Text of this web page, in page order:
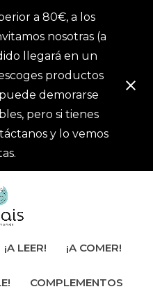
a 80€, a los
nosotras (a
llegará en un
productos
demorarse
pero si tienes
y lo vemos
¡A LEER! ¡A COMER!
COMPLEMENTOS